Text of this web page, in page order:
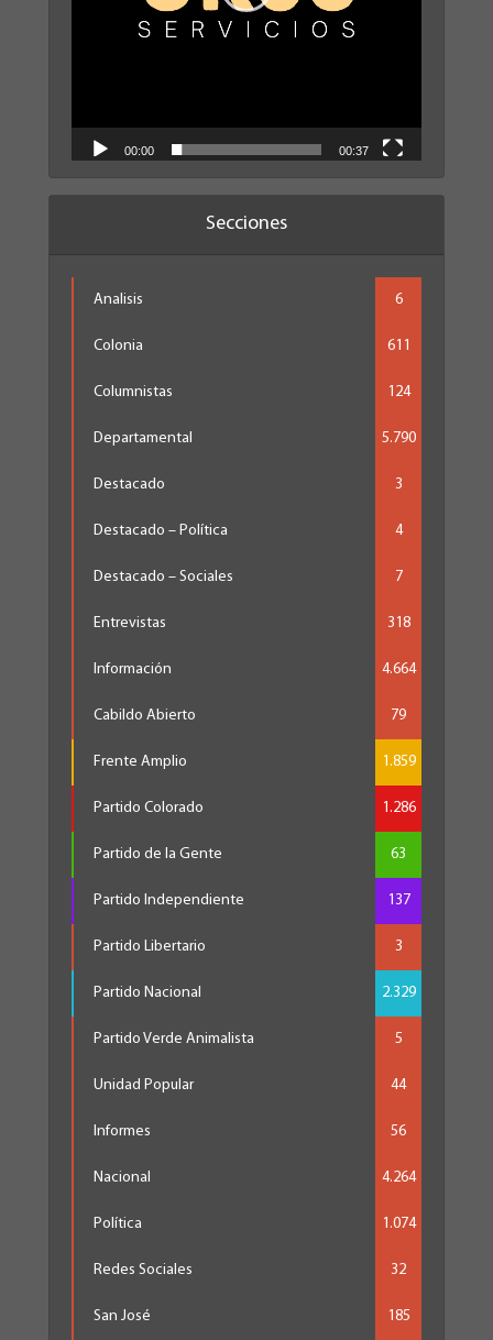
00:00 00:37
Secciones
Analisis 6
Colonia 611
Columnistas 124
Departamental 5.790
Destacado 3
Destacado – Política 4
Destacado – Sociales 7
Entrevistas 318
Información 4.664
Cabildo Abierto 79
Frente Amplio 1.859
Partido Colorado 1.286
Partido de la Gente 63
Partido Independiente 137
Partido Libertario 3
Partido Nacional 2.329
Partido Verde Animalista 5
Unidad Popular 44
Informes 56
Nacional 4.264
Política 1.074
Redes Sociales 32
San José 185